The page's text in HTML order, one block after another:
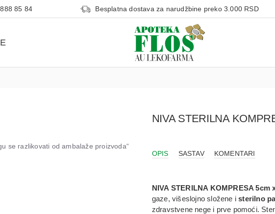
85 84 Besplatna dostava za narudžbine preko 3.000 RSD
se razlikovati od ambalaže proizvoda“
NIVA STERILNA
OPIS SASTAV KOMENTARI
NIVA STERILNA KOMPRESA 5cm
gaze, višeslojno složene isterilno
zdravstvene nege i prve pomoći.